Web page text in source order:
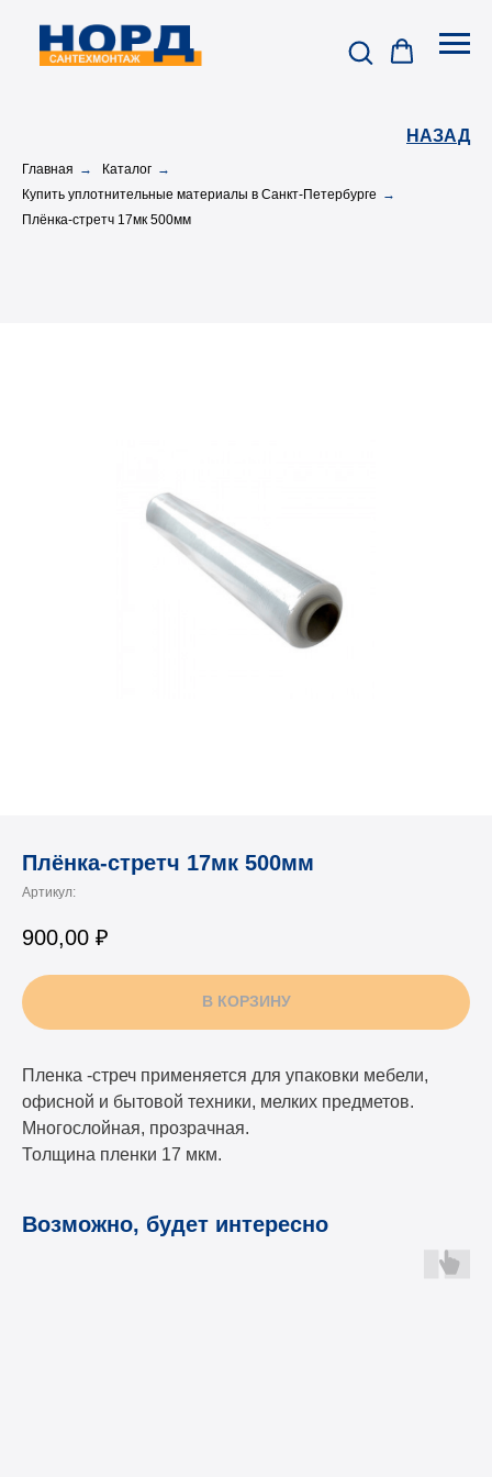
НАЗАД
Главная → Каталог →
Купить уплотнительные материалы в Санкт-Петербурге →
Плёнка-стретч 17мк 500мм
Плёнка-стретч 17мк 500мм
Артикул:
900,00 ₽
В КОРЗИНУ
Пленка -стреч применяется для упаковки мебели,
офисной и бытовой техники, мелких предметов.
Многослойная, прозрачная.
Толщина пленки 17 мкм.
Возможно, будет интересно